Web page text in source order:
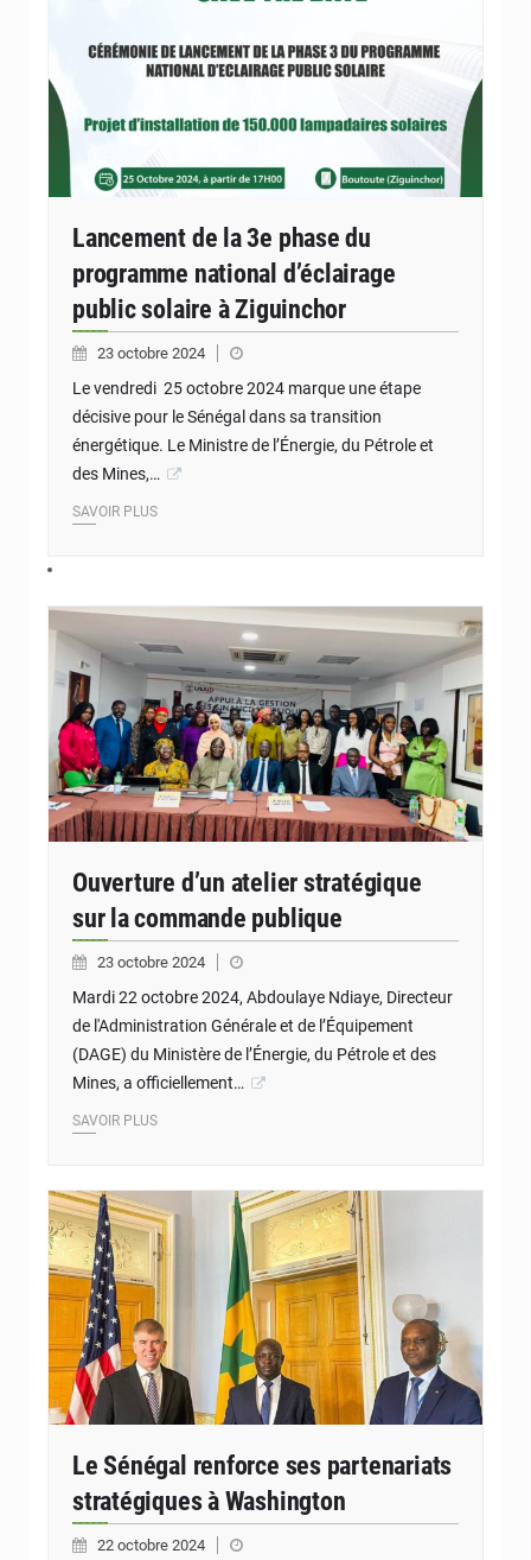
Lancement de la 3e phase du
programme national d’éclairage
public solaire à Ziguinchor
23 octobre 2024
Le vendredi 25 octobre 2024 marque une étape
décisive pour le Sénégal dans sa transition
énergétique. Le Ministre de l’Énergie, du Pétrole et
des Mines,…
SAVOIR PLUS
Ouverture d’un atelier stratégique
sur la commande publique
23 octobre 2024
Mardi 22 octobre 2024, Abdoulaye Ndiaye, Directeur
de l'Administration Générale et de l’Équipement
(DAGE) du Ministère de l’Énergie, du Pétrole et des
Mines, a officiellement…
SAVOIR PLUS
Le Sénégal renforce ses partenariats
stratégiques à Washington
22 octobre 2024